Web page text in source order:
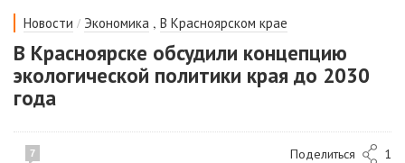
Новости / Экономика , В Красноярском крае
В Красноярске обсудили концепцию
экологической политики края до 2030
года
7 Поделиться 1